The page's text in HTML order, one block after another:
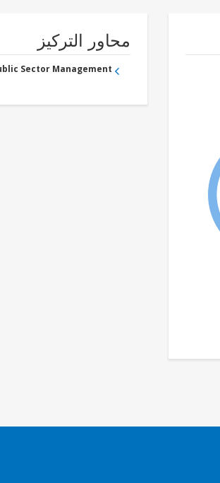
محاور التركيز
Sector Management